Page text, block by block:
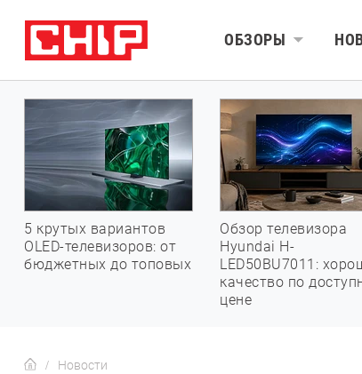
ОБЗОРЫ
5 крутых вариантов
OLED-телевизоров: от
бюджетных до топовых
Обзор телевизора
Hyundai H-
LED50BU7011:
качество по
цене
Новости